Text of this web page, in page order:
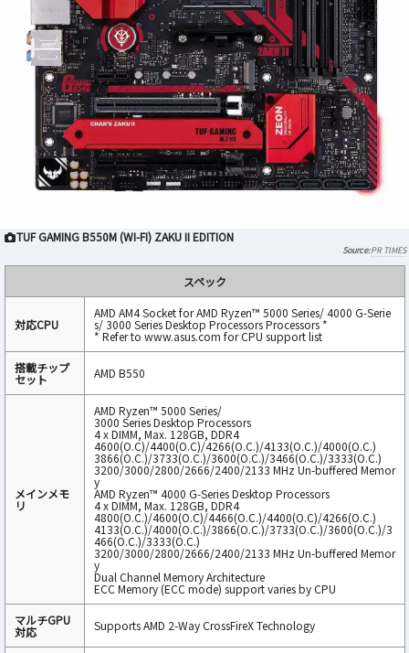
TUF GAMING B550M (WI-FI) ZAKU II EDITION
PR TIMES
スペック
対応CPU
AMD AM4 Socket for AMD Ryzen™ 5000 Series/ 4000 G-Serie
s/ 3000 Series Desktop Processors Processors *
* Refer to www.asus.com for CPU support list
搭載チップ
セット AMD B550
メインメモ
リ
AMD Ryzen™ 5000 Series/
3000 Series Desktop Processors
4 x DIMM, Max. 128GB, DDR4
4600(O.C)/4400(O.C)/4266(O.C.)/4133(O.C.)/4000(O.C.)
3866(O.C.)/3733(O.C.)/3600(O.C.)/3466(O.C.)/3333(O.C.)
3200/3000/2800/2666/2400/2133 MHz Un-buffered Memor
y
AMD Ryzen™ 4000 G-Series Desktop Processors
4 x DIMM, Max. 128GB, DDR4
4800(O.C.)/4600(O.C)/4466(O.C.)/4400(O.C)/4266(O.C.)
4133(O.C.)/4000(O.C.)/3866(O.C.)/3733(O.C.)/3600(O.C.)/3
466(O.C.)/3333(O.C.)
3200/3000/2800/2666/2400/2133 MHz Un-buffered Memor
y
Dual Channel Memory Architecture
ECC Memory (ECC mode) support varies by CPU
マルチGPU
対応 Supports AMD 2-Way CrossFireX Technology